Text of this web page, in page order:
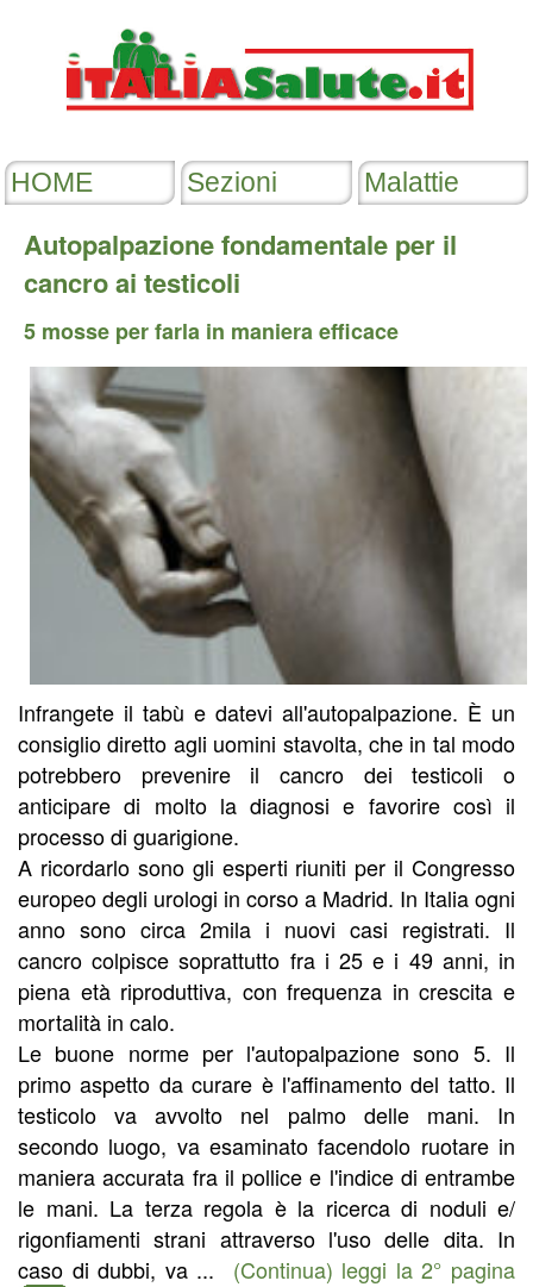
Autopalpazione fondamentale per il
cancro ai testicoli
5 mosse per farla in maniera efficace
Infrangete il tabù e datevi all'autopalpazione. È un
consiglio diretto agli uomini stavolta, che in tal modo
potrebbero prevenire il cancro dei testicoli o
anticipare di molto la diagnosi e favorire così il
processo di guarigione.
A ricordarlo sono gli esperti riuniti per il Congresso
europeo degli urologi in corso a Madrid. In Italia ogni
anno sono circa 2mila i nuovi casi registrati. Il
cancro colpisce soprattutto fra i 25 e i 49 anni, in
piena età riproduttiva, con frequenza in crescita e
mortalità in calo.
Le buone norme per l'autopalpazione sono 5. Il
primo aspetto da curare è l'affinamento del tatto. Il
testicolo va avvolto nel palmo delle mani. In
secondo luogo, va esaminato facendolo ruotare in
maniera accurata fra il pollice e l'indice di entrambe
le mani. La terza regola è la ricerca di noduli e/
rigonfiamenti strani attraverso l'uso delle dita. In
caso di dubbi, va ... (Continua) leggi la 2° pagina